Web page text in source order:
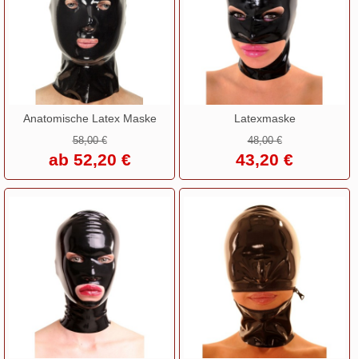
Anatomische Latex Maske
58,00 €
ab 52,20 €
Latexmaske
48,00 €
43,20 €